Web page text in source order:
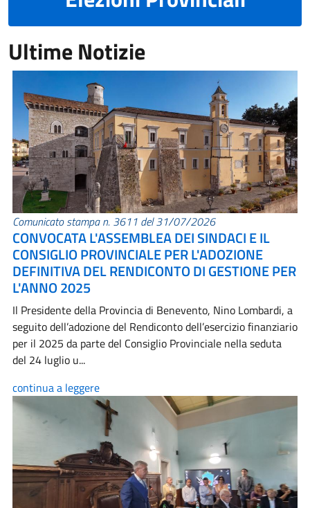
Ultime Notizie
Comunicato stampa n. 3611 del 31/07/2026
CONVOCATA L'ASSEMBLEA DEI SINDACI E IL
CONSIGLIO PROVINCIALE PER L'ADOZIONE
DEFINITIVA DEL RENDICONTO DI GESTIONE PER
L'ANNO 2025
Il Presidente della Provincia di Benevento, Nino Lombardi, a
seguito dell’adozione del Rendiconto dell’esercizio finanziario
per il 2025 da parte del Consiglio Provinciale nella seduta
del 24 luglio u...
continua a leggere